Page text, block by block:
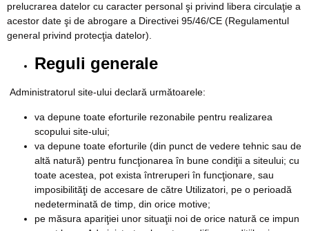
prelucrarea datelor cu caracter personal şi privind libera circulaţie a
acestor date şi de abrogare a Directivei 95/46/CE (Regulamentul
general privind protecţia datelor).
Reguli generale
Administratorul site-ului declară următoarele:
va depune toate eforturile rezonabile pentru realizarea
scopului site-ului;
va depune toate eforturile (din punct de vedere tehnic sau de
altă natură) pentru funcţionarea în bune condiţii a siteului; cu
toate acestea, pot exista întreruperi în funcţionare, sau
imposibilităţi de accesare de către Utilizatori, pe o perioadă
nedeterminată de timp, din orice motive;
pe măsura apariţiei unor situaţii noi de orice natură ce impun